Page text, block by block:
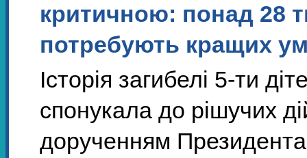
критичною: понад 28
потребують кращих
Історія загибелі 5-ти
спонукала до рішучих
дорученням Президента